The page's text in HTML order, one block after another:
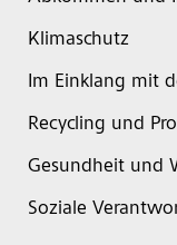
Klimaschutz
Im Einklang mit
Recycling und
Gesundheit und
Soziale